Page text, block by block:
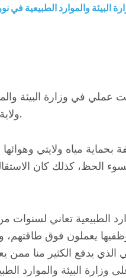
الرئيسية
Shop
Take Back the
البيئة والموارد الطبيعية في
عملي في وزارة البيئة
ولاية كارولينا الشمالية.
بحماية مياه ولايتي
الحظ، كذلك كان
الطبيعية تعاني لسنوات
يعملون فوق طاقتهم،
الذي يدفع الكثير منا
وزارة البيئة والموارد